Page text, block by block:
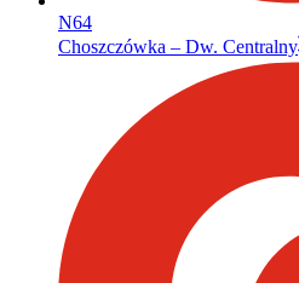
N64
Choszczówka – Dw. Centralny